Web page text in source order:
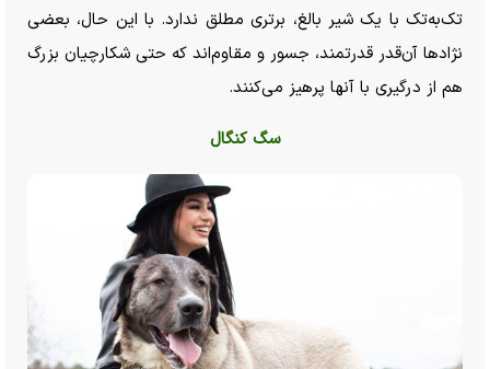
تک‌به‌تک با یک شیر بالغ، برتری مطلق ندارد. با این حال، بعضی
نژاد‌ها آن‌قدر قدرتمند، جسور و مقاوم‌اند که حتی شکارچیان بزرگ
هم از درگیری با آنها پرهیز می‌کنند.
سگ کنگال